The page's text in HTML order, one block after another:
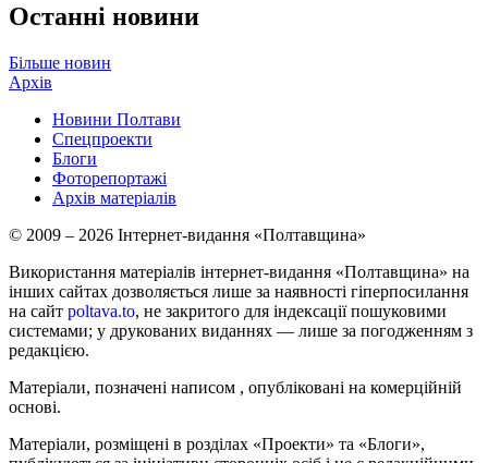
Останні новини
Більше новин
Архів
Новини Полтави
Спецпроекти
Блоги
Фоторепортажі
Архів матеріалів
© 2009 – 2026 Інтернет-видання «Полтавщина»
Використання матеріалів інтернет-видання «Полтавщина» на
інших сайтах дозволяється лише за наявності гіперпосилання
на сайт poltava.to, не закритого для індексації пошуковими
системами; у друкованих виданнях — лише за погодженням з
редакцією.
Матеріали, позначені написом , опубліковані на комерційній
основі.
Матеріали, розміщені в розділах «Проекти» та «Блоги»,